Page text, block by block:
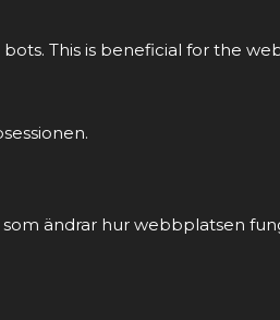
This is beneficial for the
ändrar hur webbplatsen